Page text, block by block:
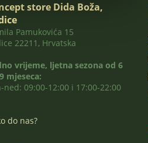
store Dida Boža,
Pamukovića 15
22211, Hrvatska
vrijeme, ljetna sezona od 6
mjeseca:
ned: 09:00-12:00 i 17:00-22:00
do nas?